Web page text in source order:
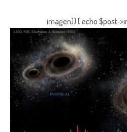
imagen)) { echo $post-